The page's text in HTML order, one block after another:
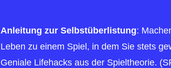
Anleitung zur Selbstüberlistung:
Leben zu einem Spiel, in dem Sie stets
Geniale Lifehacks aus der Spieltheorie.